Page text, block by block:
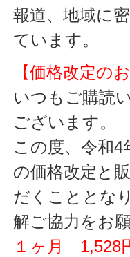
報道、地域に
ています。
【価格改定の
いつもご購読
ございます。
この度、令和4
の価格改定と
だくこととな
解ご協力をお
１ヶ月 1,528